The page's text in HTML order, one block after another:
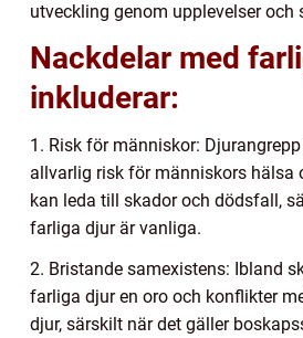
utveckling genom upplevelser och
Nackdelar med
inkluderar:
1. Risk för människor:
allvarlig risk för människors hälsa
kan leda till skador och dödsfall,
farliga djur är vanliga.
2. Bristande samexistens: Ibland
farliga djur en oro och konflikter
djur, särskilt när det gäller